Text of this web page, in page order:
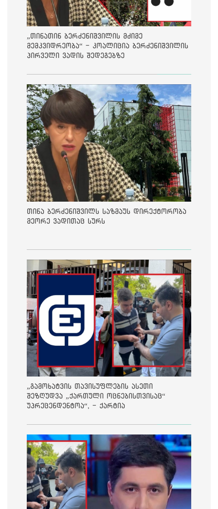
„თინათინ ბერძენიშვილის მძიმე
მემკვიდრეობა“ - კოალიცია ბერძენიშვილის
პირველი ვადის შედეგებზე
თინა ბერძენიშვილს საზმაუს დირექტორობა
მეორე ვადითაც სურს
„გამოხატვის თავისუფლების ასეთი
შეზღუდვა „ქართული ოცნებისთვისაც“
უპრეცენდენტოა“, - ქარტია